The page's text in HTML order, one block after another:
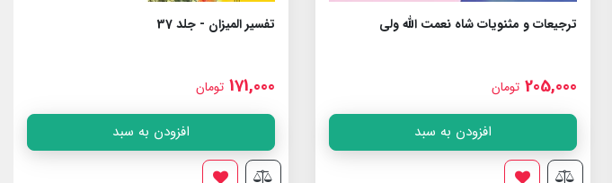
ترجیعات و مثنویات شاه نعمت الله ولى
205,000 تومان
افزودن به سبد
تفسیر المیزان - جلد 37
171,000 تومان
افزودن به سبد